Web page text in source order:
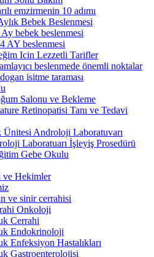
emzirmenin 10 adımı
Bebek Beslenmesi
bebek beslenmesi
AY beslenmesi
Icin Lezzetli Tarifler
beslenmede önemli noktalar
isitme taraması
Salonu ve Bekleme
Retinopatisi Tanı ve Tedavi
Ünitesi Androloji Laboratuvarı
Laboratuarı İşleyiş Prosedürü
Gebe Okulu
ve Hekimler
ve sinir cerrahisi
Onkoloji
Cerrahi
Endokrinoloji
Enfeksiyon Hastalıkları
Gastroenterolojisi